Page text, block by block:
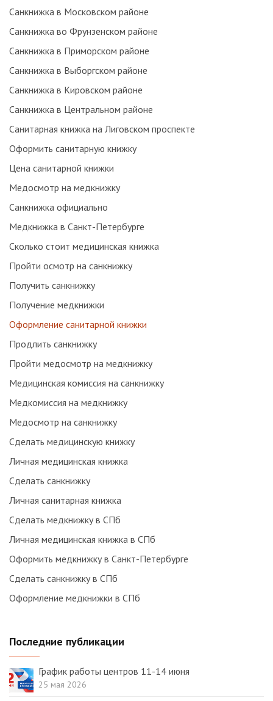
Санкнижка в Московском районе
Санкнижка во Фрунзенском районе
Санкнижка в Приморском районе
Санкнижка в Выборгском районе
Санкнижка в Кировском районе
Санкнижка в Центральном районе
Санитарная книжка на Лиговском проспекте
Оформить санитарную книжку
Цена санитарной книжки
Медосмотр на медкнижку
Санкнижка официально
Медкнижка в Санкт-Петербурге
Сколько стоит медицинская книжка
Пройти осмотр на санкнижку
Получить санкнижку
Получение медкнижки
Оформление санитарной книжки
Продлить санкнижку
Пройти медосмотр на медкнижку
Медицинская комиссия на санкнижку
Медкомиссия на медкнижку
Медосмотр на санкнижку
Сделать медицинскую книжку
Личная медицинская книжка
Сделать санкнижку
Личная санитарная книжка
Сделать медкнижку в СПб
Личная медицинская книжка в СПб
Оформить медкнижку в Санкт-Петербурге
Сделать санкнижку в СПб
Оформление медкнижки в СПб
Последние публикации
График работы центров 11-14 июня
25 мая 2026